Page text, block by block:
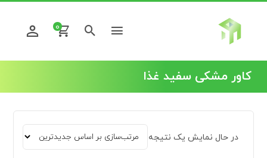
0
کاور مشکی سفید غذا
در حال نمایش یک نتیجه